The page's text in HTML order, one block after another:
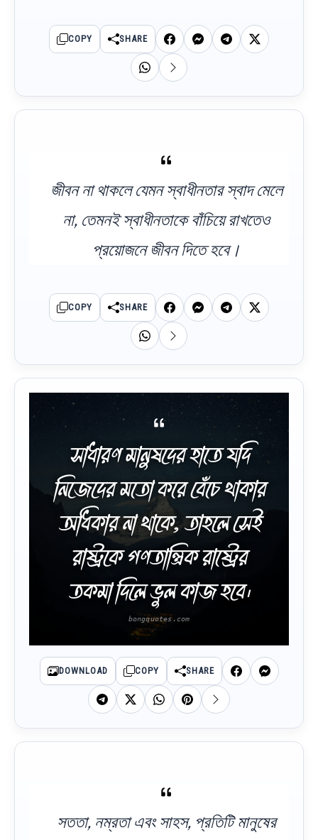
COPY SHARE
জীবন না থাকলে যেমন স্বাধীনতার স্বাদ মেলে
না, তেমনই স্বাধীনতাকে বাঁচিয়ে রাখতেও
প্রয়োজনে জীবন দিতে হবে।
COPY SHARE
সাধারণ মানুষদের হাতে যদি
নিজেদের মতো করে বেঁচে থাকার
অধিকার না থাকে, তাহলে সেই
রাষ্ট্রকে গণতান্ত্রিক রাষ্ট্রের
তকমা দিলে ভুল কাজ হবে।
DOWNLOAD COPY SHARE
সততা, নম্রতা এবং সাহস, প্রতিটি মানুষের